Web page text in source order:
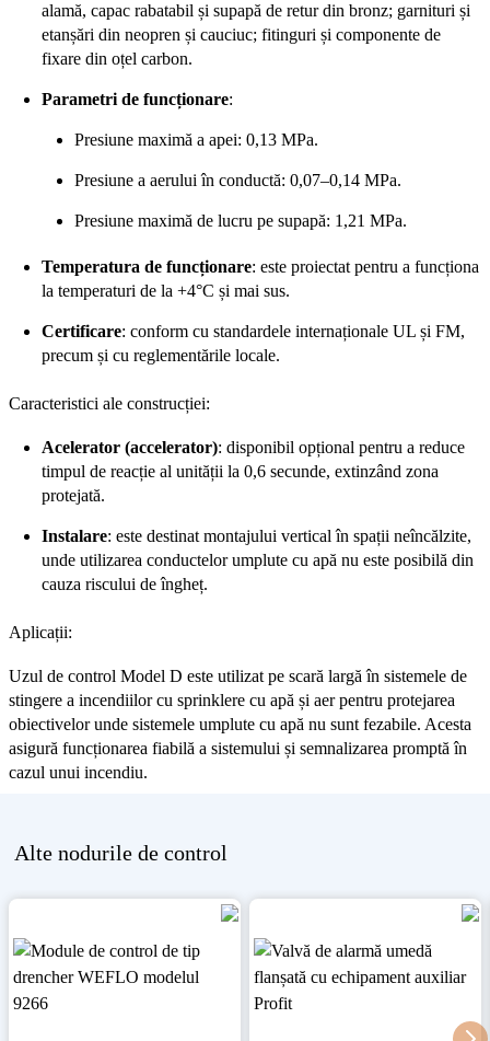
alamă, capac rabatabil și supapă de retur din bronz; garnituri și
etanșări din neopren și cauciuc; fitinguri și componente de
fixare din oțel carbon.
Parametri de funcționare:
Presiune maximă a apei: 0,13 MPa.
Presiune a aerului în conductă: 0,07–0,14 MPa.
Presiune maximă de lucru pe supapă: 1,21 MPa.
Temperatura de funcționare: este proiectat pentru a funcționa
la temperaturi de la +4°C și mai sus.
Certificare: conform cu standardele internaționale UL și FM,
precum și cu reglementările locale.
Caracteristici ale construcției:
Acelerator (accelerator): disponibil opțional pentru a reduce
timpul de reacție al unității la 0,6 secunde, extinzând zona
protejată.
Instalare: este destinat montajului vertical în spații neîncălzite,
unde utilizarea conductelor umplute cu apă nu este posibilă din
cauza riscului de îngheț.
Aplicații:
Uzul de control Model D este utilizat pe scară largă în sistemele de
stingere a incendiilor cu sprinklere cu apă și aer pentru protejarea
obiectivelor unde sistemele umplute cu apă nu sunt fezabile. Acesta
asigură funcționarea fiabilă a sistemului și semnalizarea promptă în
cazul unui incendiu.
Alte nodurile de control